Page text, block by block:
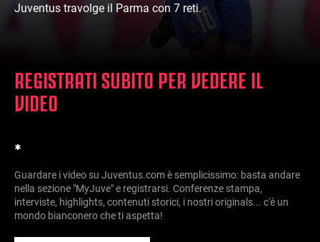
Juventus travolge il Parma con 7 reti.
REGISTRATI SUBITO PER VEDERE IL
VIDEO
*
Guardare i video su Juventus.com è semplicissimo: basta andare
nella sezione "MyJuve" e registrarsi. Conferenze stampa,
interviste, highlights, contenuti storici, i nostri originals... c'è un
mondo bianconero che ti aspetta!